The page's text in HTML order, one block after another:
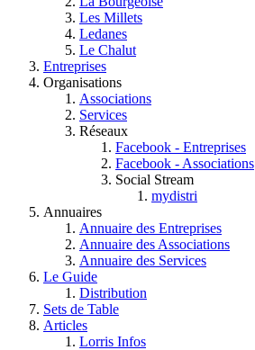
Les Millets
Ledanes
Le Chalut
Entreprises
Organisations
Associations
Services
Réseaux
Facebook - Entreprises
Facebook - Associations
Social Stream
mydistri
Annuaires
Annuaire des Entreprises
Annuaire des Associations
Annuaire des Services
Le Guide
Distribution
Sets de Table
Articles
Lorris Infos